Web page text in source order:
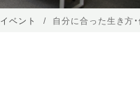
ベント 自分に合った生き方